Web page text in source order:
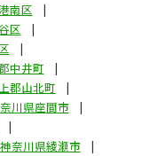
南区
区
中井町
郡山北町
川県座間市
神奈川県綾瀬市